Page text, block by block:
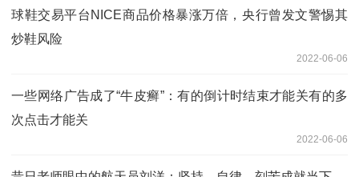
球鞋交易平台NICE商品价格暴涨万倍，央行曾发文警惕其
炒鞋风险
2022-06-06
一些网络广告成了“牛皮癣”：有的倒计时结束才能关有的多
次点击才能关
2022-06-06